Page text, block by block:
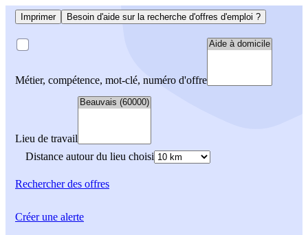
Imprimer Besoin d'aide sur la recherche d'offres d'emploi ?
Métier, compétence, mot-clé, numéro d'offre
Lieu de travail
Distance autour du lieu choisi
Rechercherdes offres
Créer une alerte